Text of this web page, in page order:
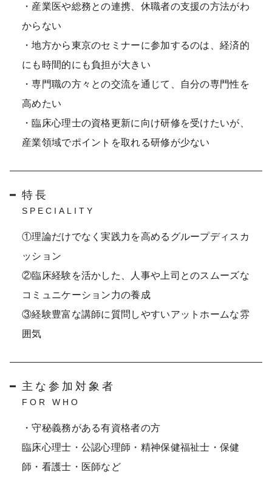
・産業医や総務との連携、休職者の支援の方法がわ
からない
・地方から東京のセミナーに参加するのは、経済的
にも時間的にも負担が大きい
・専門職の方々との交流を通じて、自分の専門性を
高めたい
・臨床心理士の資格更新に向け研修を受けたいが、
産業領域でポイントを取れる研修が少ない
特長
SPECIALITY
①理論だけでなく実践力を高めるグループディスカ
ッション
②臨床経験を活かした、人事や上司とのスムーズな
コミュニケーション力の養成
③経験豊富な講師に質問しやすいアットホームな雰
囲気
主な参加対象者
FOR WHO
・守秘義務がある有資格者の方
臨床心理士・公認心理師・精神保健福祉士・保健
師・看護士・医師など